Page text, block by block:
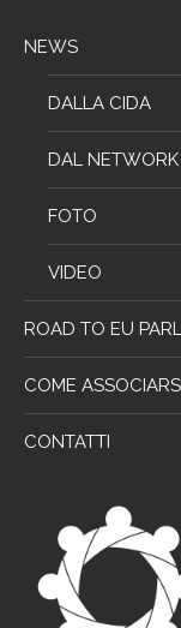
NEWS
DALLA CIDA
DAL NETWORK
FOTO
VIDEO
ROAD TO EU
COME
CONTATTI